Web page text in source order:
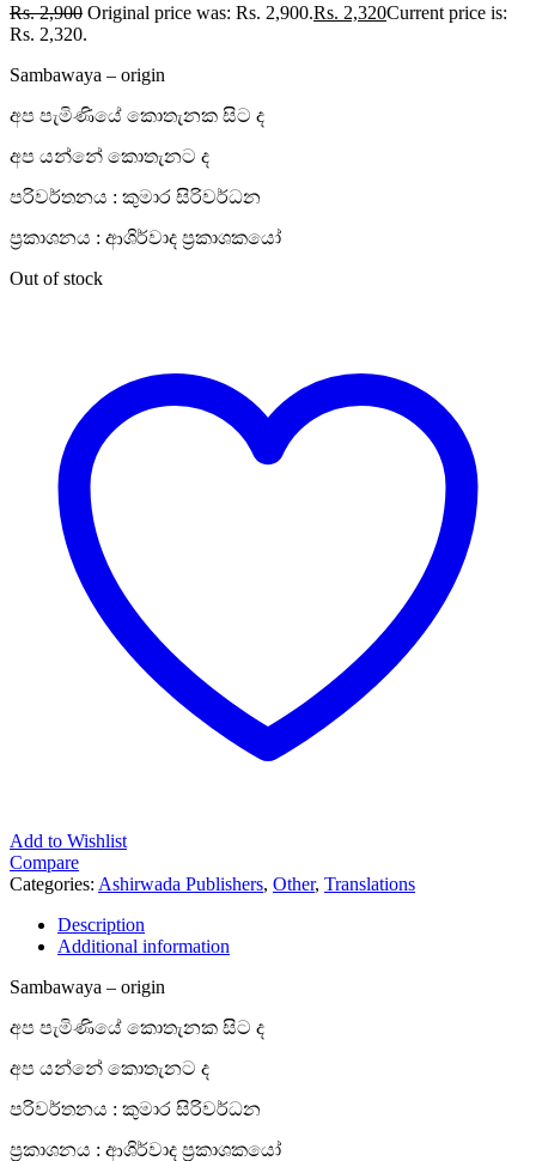
Rs.2,900 Original price was: Rs. 2,900.Rs. 2,320Current price is:
Rs. 2,320.
Sambawaya – origin
අප පැමිණියේ කොතැනක සිට ද
අප යන්නේ කොතැනට ද
පරිවර්තනය : කුමාර සිරිවර්ධන
ප්‍රකාශනය : ආශිර්වාද ප්‍රකාශකයෝ
Out of stock
Add to Wishlist
Compare
Categories: Ashirwada Publishers, Other, Translations
Description
Additional information
Sambawaya – origin
අප පැමිණියේ කොතැනක සිට ද
අප යන්නේ කොතැනට ද
පරිවර්තනය : කුමාර සිරිවර්ධන
ප්‍රකාශනය : ආශිර්වාද ප්‍රකාශකයෝ